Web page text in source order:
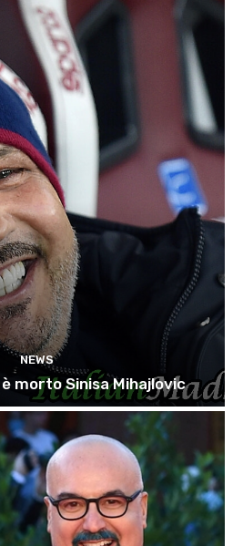
NEWS
morto Sinisa Mihajlovic